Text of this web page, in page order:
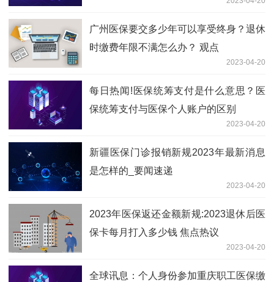
广州医保要交多少年可以享受终身？退休
时缴费年限不满怎么办？ 观点
2023-04-20
每日热闻!医保统筹支付是什么意思？医
保统筹支付与医保个人账户的区别
2023-04-20
新疆医保门诊报销新规2023年最新消息
是怎样的_要闻速递
2023-04-20
2023年医保返还金额新规:2023退休后医
保卡每月打入多少钱 焦点热议
2023-04-20
全球讯息：个人身份参加重庆职工医保缴